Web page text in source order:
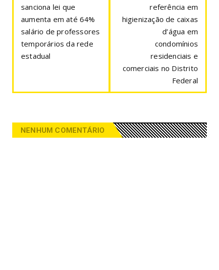
sanciona lei que
aumenta em até 64%
salário de professores
temporários da rede
estadual
referência em
higienização de caixas
d’água em
condomínios
residenciais e
comerciais no Distrito
Federal
NENHUM COMENTÁRIO